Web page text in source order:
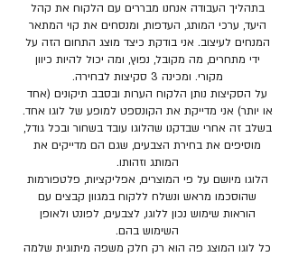
בתהליך העבודה אנחנו מבררים עם הלקוח את קהל
היעד, ערכי המותג, העדפות, ומנסחים את קוי המתאר
המנחים לעיצוב. אני בודקת כיצד מוצג התחום הזה על
ידי מתחרים, מה מקובל, נפוץ, ומה יכול להיות כיוון
מקורי. ומכינה 3 סקיצות לבחירה.
על הסקיצות נותן הלקוח הערות ובסבב תיקונים (אחד
או יותר) אני מדייקת את הקונספט למופע של לוגו אחד.
בשלב זה אחרי שבדקנו שהלוגו עובד בשחור ובכל גודל,
מוסיפים את בחירת הצבעים, שגם הם מדייקים את
המותג וזהותו.
הלוגו מיושם על פי המוצרים, אפליקציות, פלטפורמות
שהוסכמו מראש ונשלח ללקוח במגוון קבצים עם
הוראות שימוש נכון ללוגו, לצבעים, לפונט ולאופן
השימוש בהם.
כל לוגו המוצג פה הוא רק חלק משפה מיתוגית שלמה